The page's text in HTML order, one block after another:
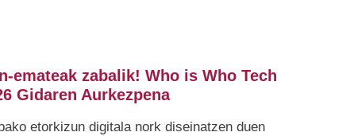
emateak zabalik! Who is Who Tech
Gidaren Aurkezpena
etorkizun digitala nork diseinatzen duen